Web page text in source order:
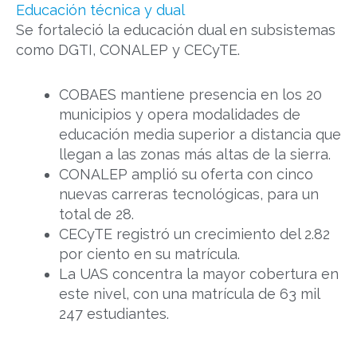
Educación técnica y dual
Se fortaleció la educación dual en subsistemas
como DGTI, CONALEP y CECyTE.
COBAES mantiene presencia en los 20
municipios y opera modalidades de
educación media superior a distancia que
llegan a las zonas más altas de la sierra.
CONALEP amplió su oferta con cinco
nuevas carreras tecnológicas, para un
total de 28.
CECyTE registró un crecimiento del 2.82
por ciento en su matrícula.
La UAS concentra la mayor cobertura en
este nivel, con una matrícula de 63 mil
247 estudiantes.